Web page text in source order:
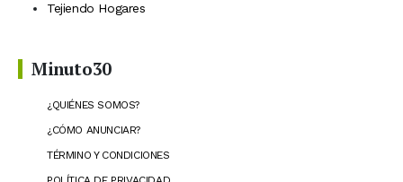
Tejiendo Hogares
Minuto30
¿QUIÉNES SOMOS?
¿CÓMO ANUNCIAR?
TÉRMINO Y CONDICIONES